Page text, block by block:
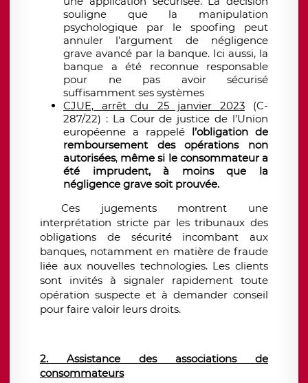
souligne que la manipulation
psychologique par le spoofing peut
annuler l’argument de négligence
grave avancé par la banque. Ici aussi, la
banque a été reconnue responsable
pour ne pas avoir sécurisé
suffisamment ses systèmes​
CJUE, arrêt du 25 janvier 2023(C-
287/22) : La Cour de justice de l’Union
européenne a rappelé l’obligation de
remboursement des opérations non
autorisées, même si le consommateur a
été imprudent, à moins que la
négligence grave soit prouvée.
Ces jugements montrent une
interprétation stricte par les tribunaux des
obligations de sécurité incombant aux
banques, notamment en matière de fraude
liée aux nouvelles technologies. Les clients
sont invités à signaler rapidement toute
opération suspecte et à demander conseil
pour faire valoir leurs droits.
2. Assistance des associations de
consommateurs